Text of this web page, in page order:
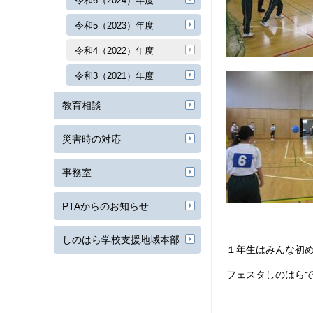
令和5（2023）年度
令和4（2022）年度
令和3（2021）年度
教育相談
災害時の対応
事務室
PTAからのお知らせ
しのはら学校支援地域本部
１年生はみんな初
フェスタしのはら